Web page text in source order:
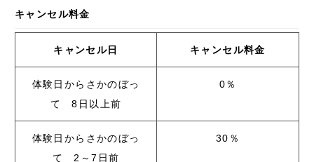
キャンセル料金
キャンセル日 キャンセル料金
体験日からさかのぼっ
て 8日以上前
0％
体験日からさかのぼっ
て 2～7日前
30％